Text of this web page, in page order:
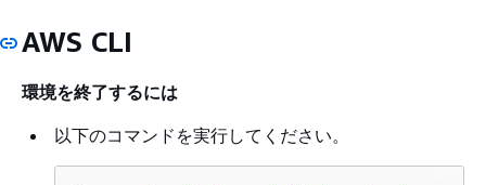
AWS CLI
環境を終了するには
以下のコマンドを実行してください。